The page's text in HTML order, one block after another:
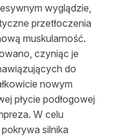
wyglądzie,
przetłoczenia
muskularność.
czyniąc je
do
nowym
płycie podłogowej
W celu
silnika